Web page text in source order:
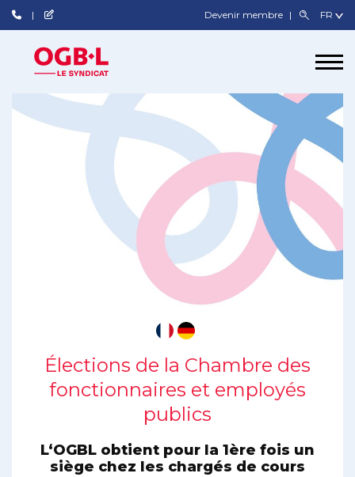
Devenir membre
Élections de la Chambre des
fonctionnaires et employés
publics
L‘OGBL obtient pour la 1ère fois un
siège chez les chargés de cours